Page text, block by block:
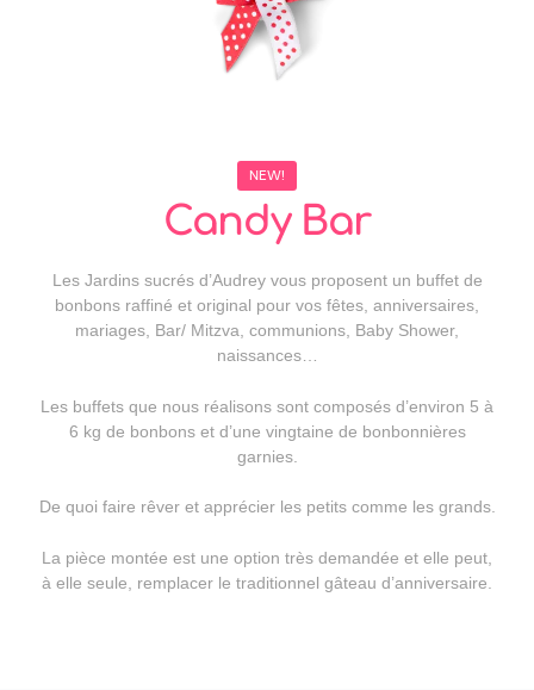
NEW!
Candy Bar
Les Jardins sucrés d’Audrey vous proposent un buffet de
bonbons raffiné et original pour vos fêtes, anniversaires,
mariages, Bar/ Mitzva, communions, Baby Shower,
naissances…
Les buffets que nous réalisons sont composés d’environ 5 à
6 kg de bonbons et d’une vingtaine de bonbonnières
garnies.
De quoi faire rêver et apprécier les petits comme les grands.
La pièce montée est une option très demandée et elle peut,
à elle seule, remplacer le traditionnel gâteau d’anniversaire.